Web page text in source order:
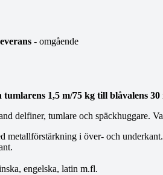
- omgående
1,5 m/75 kg till blåvalens 30
delfiner, tumlare och späckhuggare.
metallförstärkning i över- och underkant.
engelska, latin m.fl.